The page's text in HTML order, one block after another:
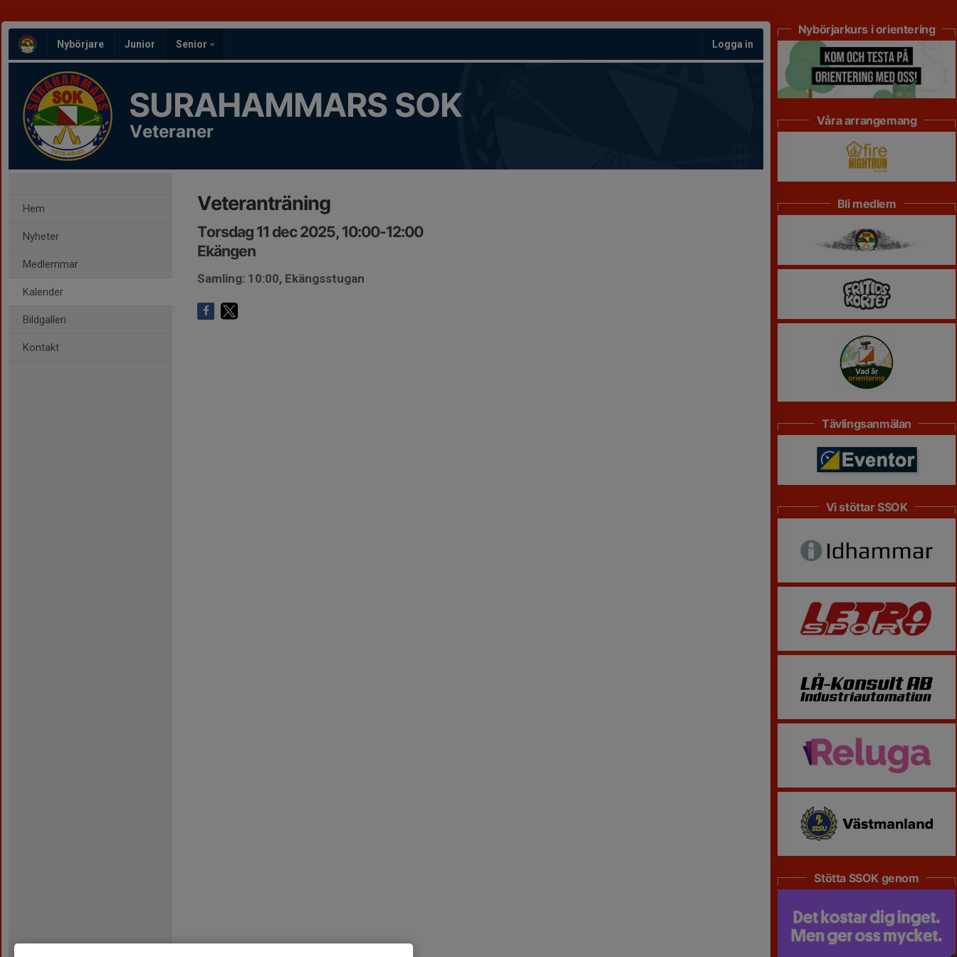
Nybörjare Junior Senior Logga in
SURAHAMMARS SOK
Veteraner
Hem
Nyheter
Medlemmar
Kalender
Bildgalleri
Kontakt
Veteranträning
Torsdag 11 dec 2025, 10:00-12:00
Ekängen
Samling: 10:00, Ekängsstugan
Nybörjarkurs i orientering
Våra arrangemang
Bli medlem
Tävlingsanmälan
Vi stöttar SSOK
Stötta SSOK genom